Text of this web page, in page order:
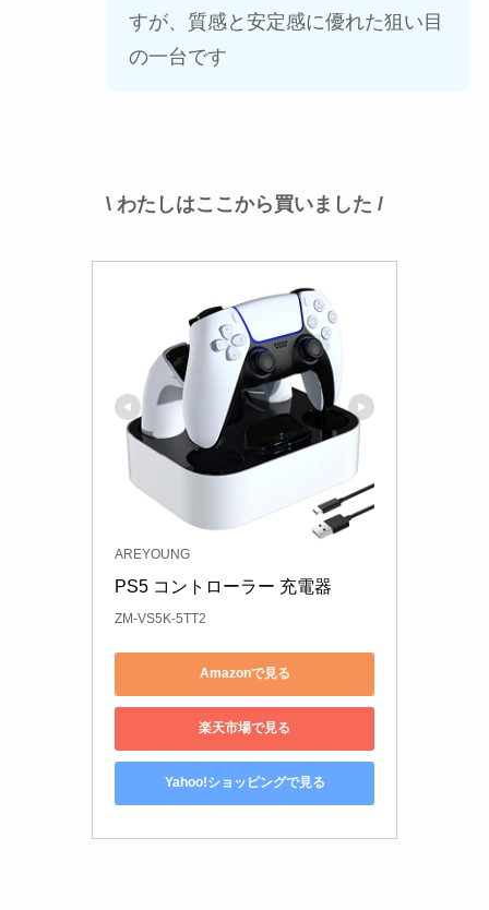
すが、質感と安定感に優れた狙い目
の一台です
\ わたしはここから買いました /
AREYOUNG
PS5 コントローラー 充電器
ZM-VS5K-5TT2
Amazonで見る
楽天市場で見る
Yahoo!ショッピングで見る